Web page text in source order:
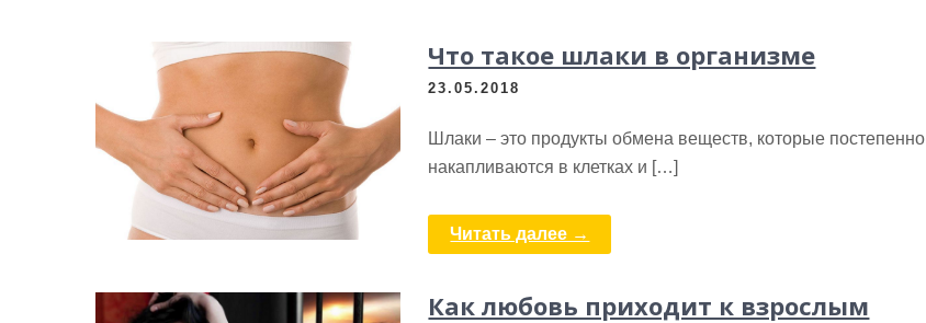
Что такое шлаки в организме
23.05.2018
Шлаки – это продукты обмена веществ, которые постепенно
накапливаются в клетках и […]
Читать далее →
Как любовь приходит к взрослым